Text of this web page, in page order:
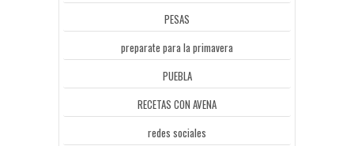
PESAS
preparate para la primavera
PUEBLA
RECETAS CON AVENA
redes sociales